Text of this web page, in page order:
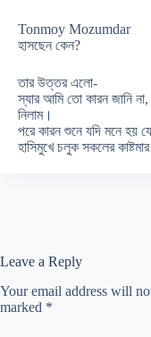
Tonmoy Mozumdar
হাসছেন কেন?
তার উত্তর এলো-
স্যার আমি তো কারন জানি
নিলাম।
পরে কারন শুনে যদি মনে হয়
হাসিমুখে চলুক সকলের কাষ্টমার
Leave a Reply
Your email address will
marked *